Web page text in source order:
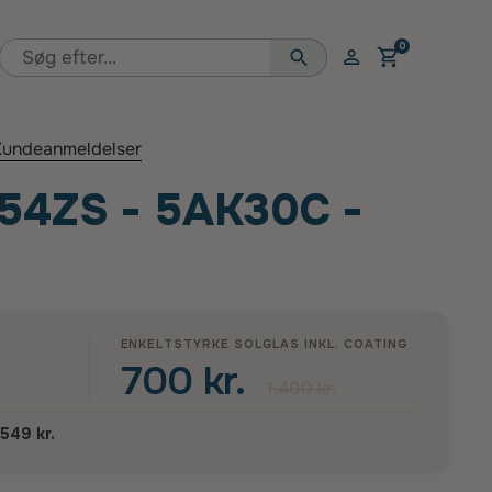
Åben vogn
0
- 5AK30C -
ENKELTSTYRKE SOLGLAS INKL. COATING
700 kr.
kr.